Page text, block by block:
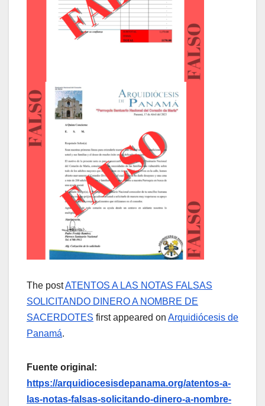
The postATENTOS A LAS NOTAS FALSAS
SOLICITANDO DINERO A NOMBRE DE
SACERDOTES first appeared on Arquidiócesis de
Panamá.
Fuente original:
https://arquidiocesisdepanama.org/atentos-a-
las-notas-falsas-solicitando-dinero-a-nombre-